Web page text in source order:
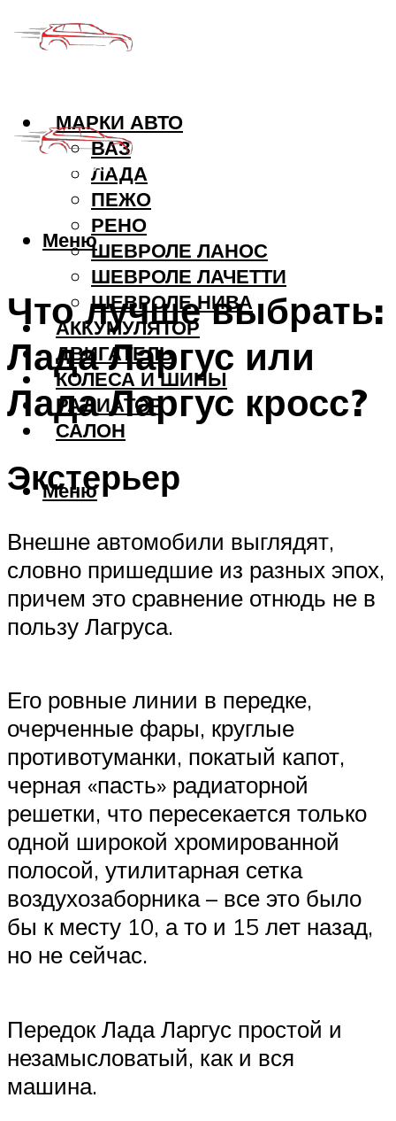
МАРКИ АВТО
ВАЗ
ЛАДА
ПЕЖО
РЕНО
ШЕВРОЛЕ ЛАНОС
ШЕВРОЛЕ ЛАЧЕТТИ
ШЕВРОЛЕ НИВА
АККУМУЛЯТОР
ДВИГАТЕЛЬ
КОЛЕСА И ШИНЫ
РАДИАТОР
САЛОН
Меню
Меню
Что лучше выбрать:
Лада Ларгус или
Лада Ларгус кросс?
Экстерьер
Внешне автомобили выглядят,
словно пришедшие из разных эпох,
причем это сравнение отнюдь не в
пользу Лагруса.
Его ровные линии в передке,
очерченные фары, круглые
противотуманки, покатый капот,
черная «пасть» радиаторной
решетки, что пересекается только
одной широкой хромированной
полосой, утилитарная сетка
воздухозаборника – все это было
бы к месту 10, а то и 15 лет назад,
но не сейчас.
Передок Лада Ларгус простой и
незамысловатый, как и вся
машина.